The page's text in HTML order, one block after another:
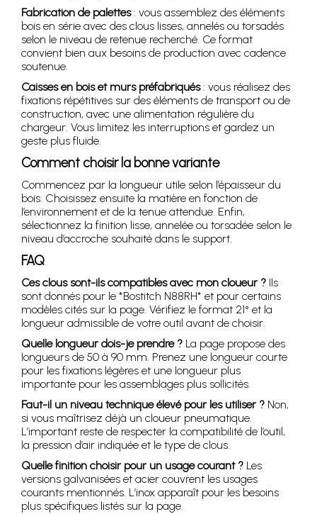
Fabrication de palettes: vous assemblez des éléments
bois en série avec des clous lisses, annelés ou torsadés
selon le niveau de retenue recherché. Ce format
convient bien aux besoins de production avec cadence
soutenue.
Caisses en bois et murs préfabriqués: vous réalisez des
fixations répétitives sur des éléments de transport ou de
construction, avec une alimentation régulière du
chargeur. Vous limitez les interruptions et gardez un
geste plus fluide.
Comment choisir la bonne variante
Commencez par la longueur utile selon l’épaisseur du
bois. Choisissez ensuite la matière en fonction de
l’environnement et de la tenue attendue. Enfin,
sélectionnez la finition lisse, annelée ou torsadée selon le
niveau d’accroche souhaité dans le support.
FAQ
Ces clous sont-ils compatibles avec mon cloueur ? Ils
sont donnés pour le *Bostitch N88RH* et pour certains
modèles cités sur la page. Vérifiez le format 21° et la
longueur admissible de votre outil avant de choisir.
Quelle longueur dois-je prendre ? La page propose des
longueurs de 50 à 90 mm. Prenez une longueur courte
pour les fixations légères et une longueur plus
importante pour les assemblages plus sollicités.
Faut-il un niveau technique élevé pour les utiliser ? Non,
si vous maîtrisez déjà un cloueur pneumatique.
L’important reste de respecter la compatibilité de l’outil,
la pression d’air indiquée et le type de clous.
Quelle finition choisir pour un usage courant ? Les
versions galvanisées et acier couvrent les usages
courants mentionnés. L’inox apparaît pour les besoins
plus spécifiques listés sur la page.